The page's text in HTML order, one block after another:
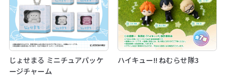
じょせまる ミニチュアパッケ
ージチャーム
ハイキュー!! ねむらせ隊3